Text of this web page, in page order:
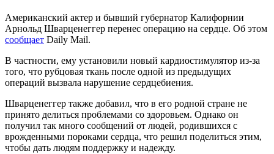
Американский актер и бывший губернатор Калифорнии
Арнольд Шварценеггер перенес операцию на сердце. Об этом
сообщает Daily Mail.
В частности, ему установили новый кардиостимулятор из-за
того, что рубцовая ткань после одной из предыдущих
операций вызвала нарушение сердцебиения.
Шварценеггер также добавил, что в его родной стране не
принято делиться проблемами со здоровьем. Однако он
получил так много сообщений от людей, родившихся с
врожденными пороками сердца, что решил поделиться этим,
чтобы дать людям поддержку и надежду.